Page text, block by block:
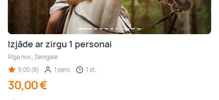
Izjāde ar zirgu 1 personai
Rīga nov., Zemgale
5,00 (8)
1 pers. 1 st.
30,00 €